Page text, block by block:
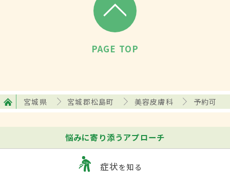
PAGE TOP
宮城県 宮城郡松島町 美容皮膚科 予約可
悩みに寄り添うアプローチ
症状を知る